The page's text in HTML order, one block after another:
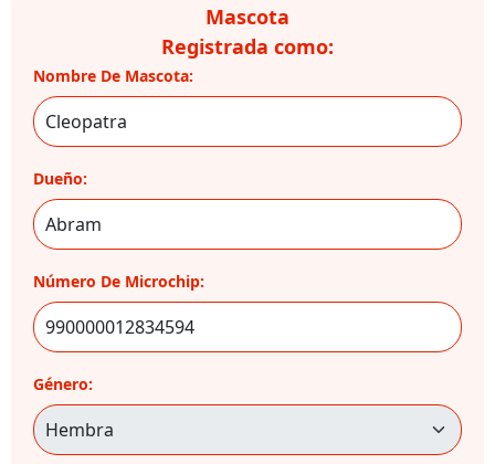
Mascota
Registrada como:
Nombre De Mascota:
Dueño:
Número De Microchip:
Género: